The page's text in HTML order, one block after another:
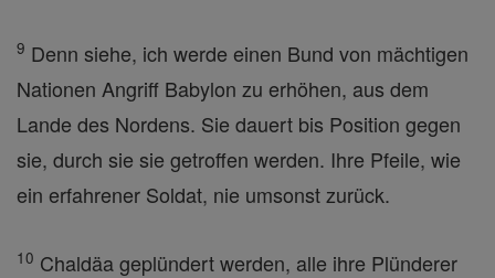
9 Denn siehe, ich werde einen Bund von mächtigen
Nationen Angriff Babylon zu erhöhen, aus dem
Lande des Nordens. Sie dauert bis Position gegen
sie, durch sie sie getroffen werden. Ihre Pfeile, wie
ein erfahrener Soldat, nie umsonst zurück.
10 Chaldäa geplündert werden, alle ihre Plünderer